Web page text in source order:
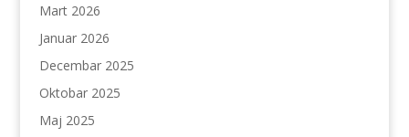
Mart 2026
Januar 2026
Decembar 2025
Oktobar 2025
Maj 2025